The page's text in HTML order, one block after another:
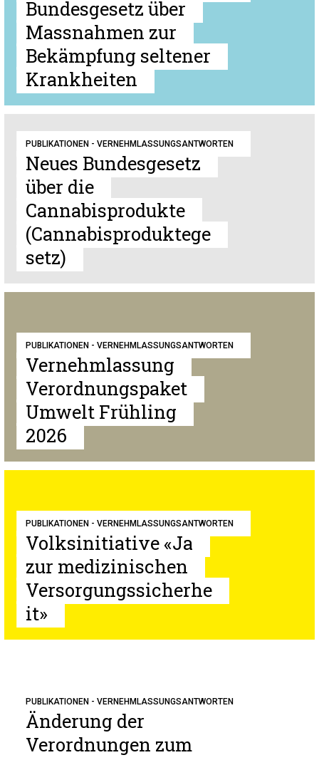
Bundesgesetz über
Massnahmen zur
Bekämpfung seltener
Krankheiten
PUBLIKATIONEN - VERNEHMLASSUNGSANTWORTEN
Neues Bundesgesetz
über die
Cannabisprodukte
(Cannabisproduktege
setz)
PUBLIKATIONEN - VERNEHMLASSUNGSANTWORTEN
Vernehmlassung
Verordnungspaket
Umwelt Frühling
2026
PUBLIKATIONEN - VERNEHMLASSUNGSANTWORTEN
Volksinitiative «Ja
zur medizinischen
Versorgungssicherhe
it»
PUBLIKATIONEN - VERNEHMLASSUNGSANTWORTEN
Änderung der
Verordnungen zum